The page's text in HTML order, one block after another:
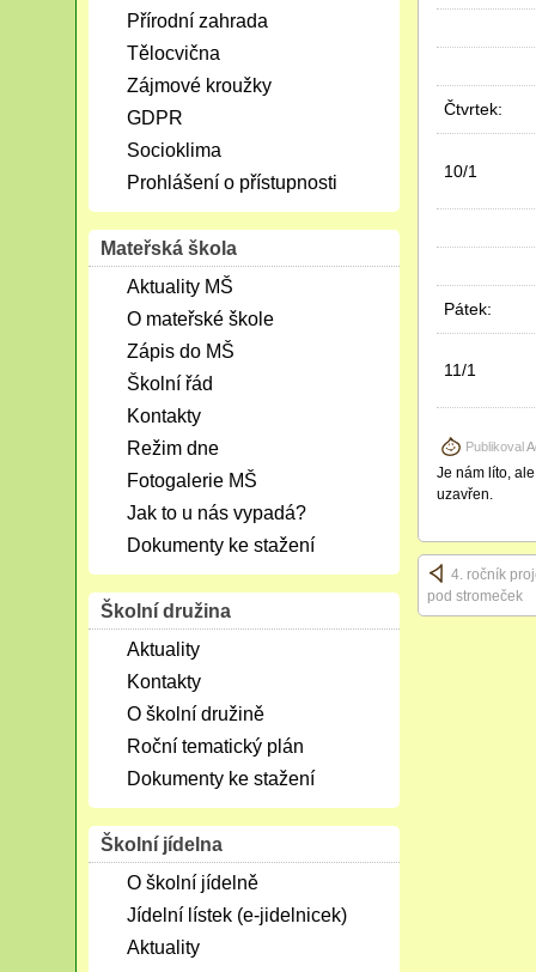
Čtvrtek:
10/1
Pátek:
11/1
Publikoval
Je nám líto,
uzavřen.
4. ročník
pod stromeček
Přírodní zahrada
Tělocvična
Zájmové kroužky
GDPR
Socioklima
Prohlášení o přístupnosti
Mateřská škola
Aktuality MŠ
O mateřské škole
Zápis do MŠ
Školní řád
Kontakty
Režim dne
Fotogalerie MŠ
Jak to u nás vypadá?
Dokumenty ke stažení
Školní družina
Aktuality
Kontakty
O školní družině
Roční tematický plán
Dokumenty ke stažení
Školní jídelna
O školní jídelně
Jídelní lístek (e-jidelnicek)
Aktuality